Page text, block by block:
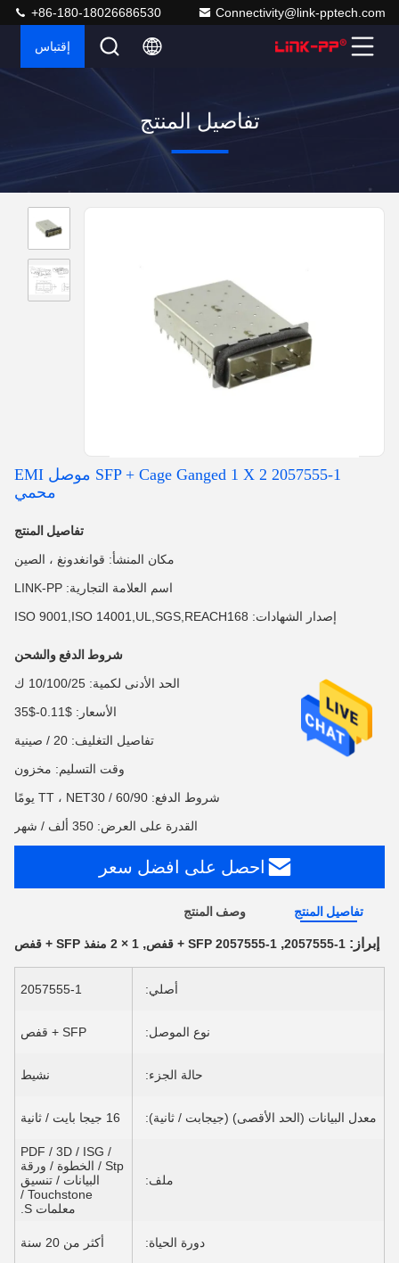
Connectivity@link-pptech.com
+86-180-18026686530
إقتباس
تفاصيل المنتج
2057555-1 SFP + Cage Ganged 1 X 2 موصل EMI
محمي
تفاصيل المنتج
مكان المنشأ: قوانغدونغ ، الصين
اسم العلامة التجارية: LINK-PP
إصدار الشهادات: ISO 9001,ISO 14001,UL,SGS,REACH168
شروط الدفع والشحن
الحد الأدنى لكمية: 10/100/25 ك
الأسعار: $0.11-$35
تفاصيل التغليف: 20 / صينية
وقت التسليم: مخزون
شروط الدفع: TT ، NET30 / 60/90 يومًا
القدرة على العرض: 350 ألف / شهر
احصل على افضل سعر
تفاصيل المنتج وصف المنتج
إبراز: 2057555-1
, 2057555-1 SFP + قفص , 1 × 2 منفذ SFP + قفص
أصلي: 2057555-1
نوع الموصل: SFP + قفص
حالة الجزء: نشيط
معدل البيانات (الحد الأقصى) (جيجابت / ثانية): 16 جيجا بايت / ثانية
ملف:
PDF / 3D / ISG /
Stp / الخطوة / ورقة
البيانات / تنسيق
Touchstone /
معلمات S.
دورة الحياة: أكثر من 20 سنة